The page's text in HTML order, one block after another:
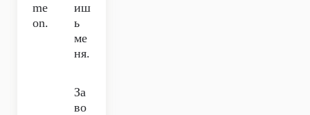
me
on.
иш
ь
ме
ня.
За
во